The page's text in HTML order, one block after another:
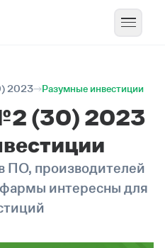
2023 Разумные инвестиции
(30) 2023
ПО, производителей
интересны для